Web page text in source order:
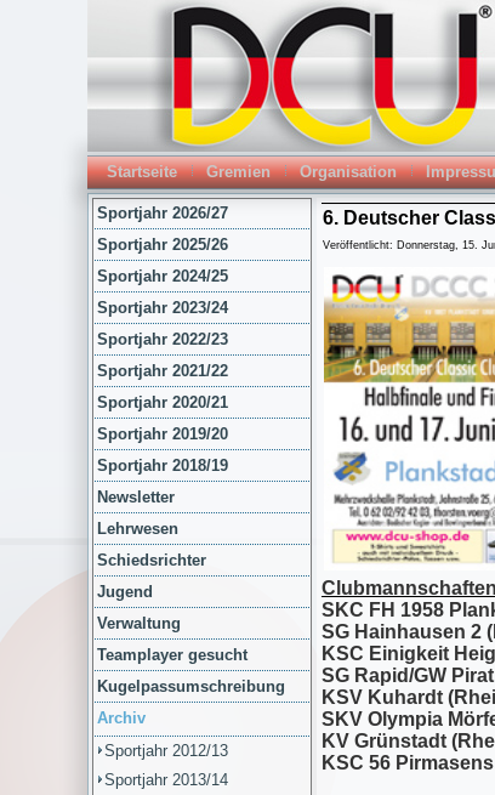
Startseite Gremien Organisation
Sportjahr 2026/27
Sportjahr 2025/26
Sportjahr 2024/25
Sportjahr 2023/24
Sportjahr 2022/23
Sportjahr 2021/22
Sportjahr 2020/21
Sportjahr 2019/20
Sportjahr 2018/19
Newsletter
Lehrwesen
Schiedsrichter
Jugend
Verwaltung
Teamplayer gesucht
Kugelpassumschreibung
Archiv
Sportjahr 2012/13
Sportjahr 2013/14
6. Deutscher
Veröffentlicht: Donnerstag, 15.
SKC FH 1958
SG Hainhausen 2
KSC Einigkeit
SG Rapid/GW
KSV Kuhardt
SKV Olympia
KV Grünstadt
KSC 56